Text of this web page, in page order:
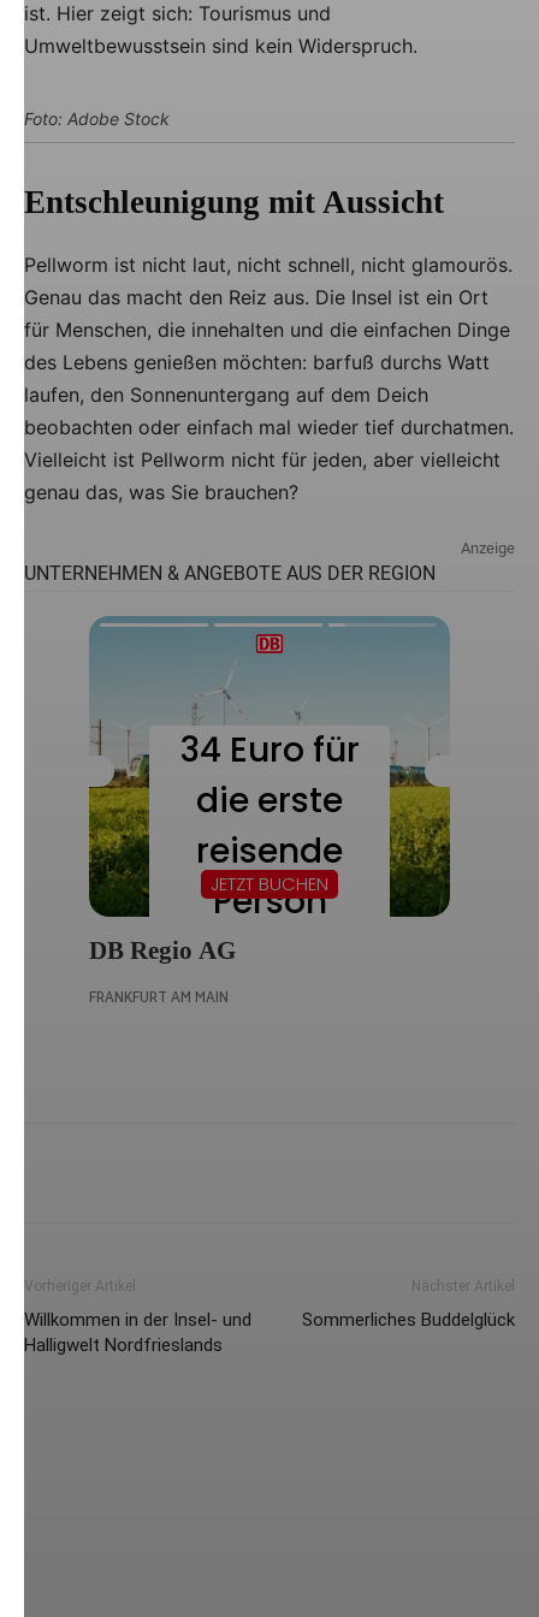
ist. Hier zeigt sich: Tourismus und
Umweltbewusstsein sind kein Widerspruch.
Foto: Adobe Stock
Entschleunigung mit Aussicht
Pellworm ist nicht laut, nicht schnell, nicht glamourös.
Genau das macht den Reiz aus. Die Insel ist ein Ort
für Menschen, die innehalten und die einfachen Dinge
des Lebens genießen möchten: barfuß durchs Watt
laufen, den Sonnenuntergang auf dem Deich
beobachten oder einfach mal wieder tief durchatmen.
Vielleicht ist Pellworm nicht für jeden, aber vielleicht
genau das, was Sie brauchen?
Vorheriger Artikel
Willkommen in der Insel- und
Halligwelt Nordfrieslands
Nächster Artikel
Sommerliches Buddelglück